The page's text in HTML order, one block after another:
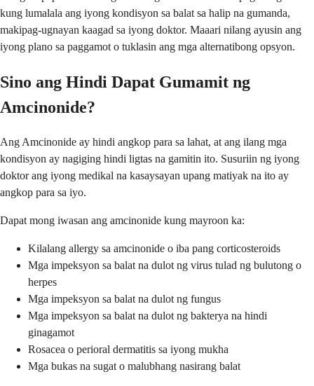
kung lumalala ang iyong kondisyon sa balat sa halip na gumanda,
makipag-ugnayan kaagad sa iyong doktor. Maaari nilang ayusin ang
iyong plano sa paggamot o tuklasin ang mga alternatibong opsyon.
Sino ang Hindi Dapat Gumamit ng
Amcinonide?
Ang Amcinonide ay hindi angkop para sa lahat, at ang ilang mga
kondisyon ay nagiging hindi ligtas na gamitin ito. Susuriin ng iyong
doktor ang iyong medikal na kasaysayan upang matiyak na ito ay
angkop para sa iyo.
Dapat mong iwasan ang amcinonide kung mayroon ka:
Kilalang allergy sa amcinonide o iba pang corticosteroids
Mga impeksyon sa balat na dulot ng virus tulad ng bulutong o
herpes
Mga impeksyon sa balat na dulot ng fungus
Mga impeksyon sa balat na dulot ng bakterya na hindi
ginagamot
Rosacea o perioral dermatitis sa iyong mukha
Mga bukas na sugat o malubhang nasirang balat